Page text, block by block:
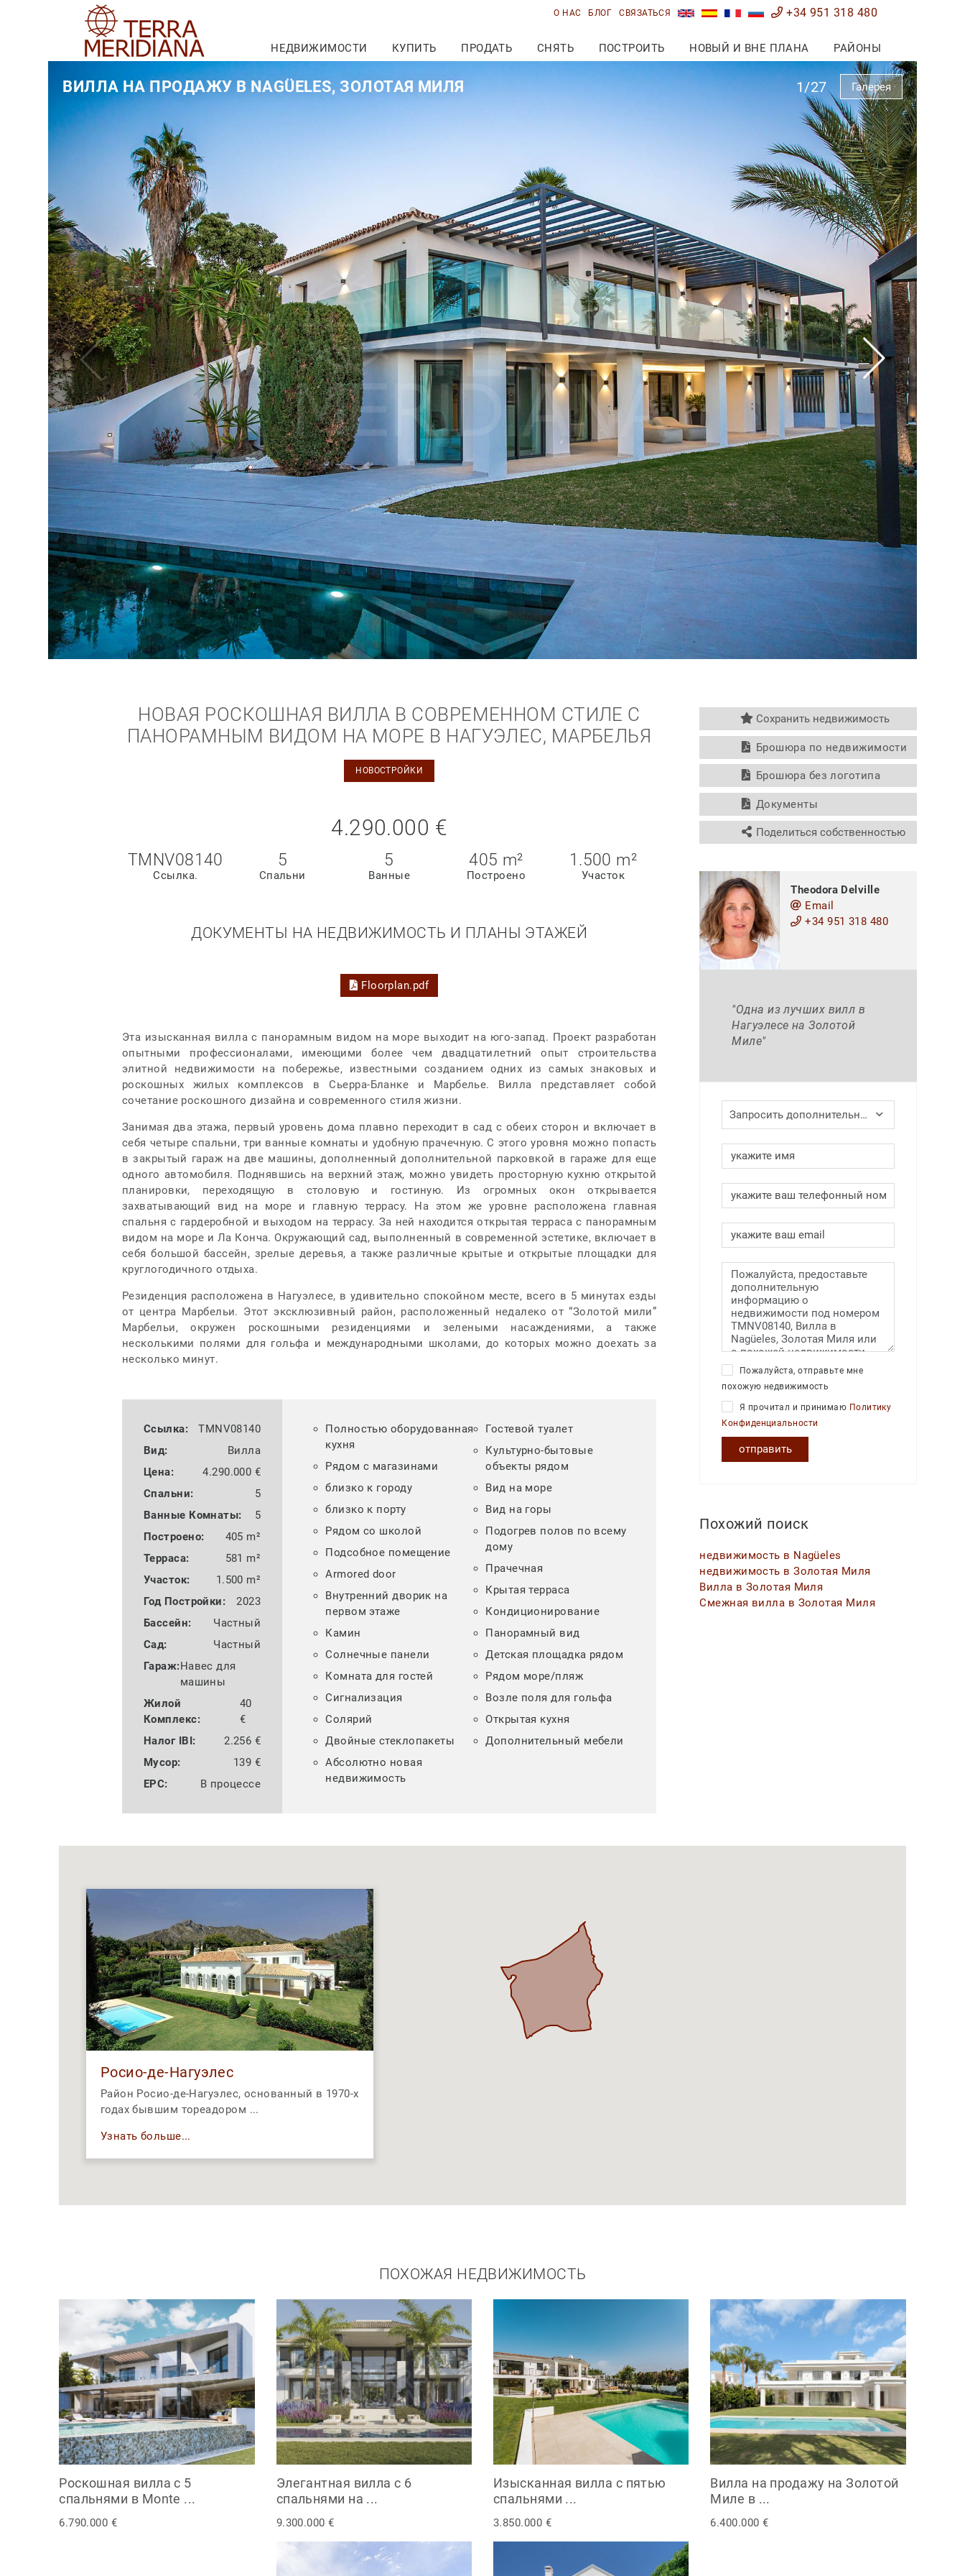
О НАС БЛОГ СВЯЗАТЬСЯ +34 951 318 480
НЕДВИЖИМОСТИ КУПИТЬ ПРОДАТЬ СНЯТЬ ПОСТРОИТЬ НОВЫЙ И ВНЕ ПЛАНА РАЙОНЫ
1/27
ВИЛЛА НА ПРОДАЖУ В NAGÜELES, ЗОЛОТАЯ МИЛЯ Галерея
НОВАЯ РОСКОШНАЯ ВИЛЛА В СОВРЕМЕННОМ СТИЛЕ С
ПАНОРАМНЫМ ВИДОМ НА МОРЕ В НАГУЭЛЕС, МАРБЕЛЬЯ
НОВОСТРОЙКИ
4.290.000 €
TMNV08140
Ссылка.
5
Спальни
5
Ванные
405 m²
Построено
1.500 m²
Участок
ДОКУМЕНТЫ НА НЕДВИЖИМОСТЬ И ПЛАНЫ ЭТАЖЕЙ
Floorplan.pdf
Эта изысканная вилла с панорамным видом на море выходит на юго-запад. Проект разработан
опытными профессионалами, имеющими более чем двадцатилетний опыт строительства
элитной недвижимости на побережье, известными созданием одних из самых знаковых и
роскошных жилых комплексов в Сьерра-Бланке и Марбелье. Вилла представляет собой
сочетание роскошного дизайна и современного стиля жизни.
Занимая два этажа, первый уровень дома плавно переходит в сад с обеих сторон и включает в
себя четыре спальни, три ванные комнаты и удобную прачечную. С этого уровня можно попасть
в закрытый гараж на две машины, дополненный дополнительной парковкой в гараже для еще
одного автомобиля. Поднявшись на верхний этаж, можно увидеть просторную кухню открытой
планировки, переходящую в столовую и гостиную. Из огромных окон открывается
захватывающий вид на море и главную террасу. На этом же уровне расположена главная
спальня с гардеробной и выходом на террасу. За ней находится открытая терраса с панорамным
видом на море и Ла Конча. Окружающий сад, выполненный в современной эстетике, включает в
себя большой бассейн, зрелые деревья, а также различные крытые и открытые площадки для
круглогодичного отдыха.
Резиденция расположена в Нагуэлесе, в удивительно спокойном месте, всего в 5 минутах езды
от центра Марбельи. Этот эксклюзивный район, расположенный недалеко от “Золотой мили”
Марбельи, окружен роскошными резиденциями и зелеными насаждениями, а также
несколькими полями для гольфа и международными школами, до которых можно доехать за
несколько минут.
Ссылка:
TMNV08140
Вид:
Вилла
Цена:
4.290.000 €
Спальни:
5
Bанные Комнаты:
5
Построено:
405 m²
Терраса:
581 m²
Участок:
1.500 m²
Год Постройки:
2023
Бассейн:
Частный
Сад:
Частный
Гараж:Навес для
машины
Жилой
Комплекс:
40
€
Налог IBI:
2.256 €
Мусор:
139 €
EPC:
В процессе
Полностью оборудованная
кухня
Рядом с магазинами
близко к городу
близко к порту
Рядом со школой
Подсобное помещение
Armored door
Внутренний дворик на
первом этаже
Камин
Солнечные панели
Комната для гостей
Сигнализация
Солярий
Двойные стеклопакеты
Абсолютно новая
недвижимость
Гостевой туалет
Культурно-бытовые
объекты рядом
Вид на море
Вид на горы
Подогрев полов по всему
дому
Прачечная
Крытая терраса
Кондиционирование
Панорамный вид
Детская площадка рядом
Рядом море/пляж
Возле поля для гольфа
Открытая кухня
Дополнительный мебели
Сохранить недвижимость
Брошюра по недвижимости
Брошюра без логотипа
Документы
Поделиться собственностью
Theodora Delville
Email
+34 951 318 480
"Одна из лучших вилл в
Нагуэлесе на Золотой
Миле"
Запросить дополнительную информацию
Пожалуйста, отправьте мне
похожую недвижимость
Я прочитал и принимаю Политику
Конфиденциальности
отправить
Похожий поиск
недвижимость в Nagüeles
недвижимость в Золотая Миля
Вилла в Золотая Миля
Смежная вилла в Золотая Миля
Росио-де-Нагуэлес
Район Росио-де-Нагуэлес, основанный в 1970-х
годах бывшим тореадором ...
Узнать больше...
ПОХОЖАЯ НЕДВИЖИМОСТЬ
Роскошная вилла с 5
спальнями в Monte ...
6.790.000 €
Элегантная вилла с 6
спальнями на ...
9.300.000 €
Изысканная вилла с пятью
спальнями ...
3.850.000 €
Вилла на продажу на Золотой
Миле в ...
6.400.000 €